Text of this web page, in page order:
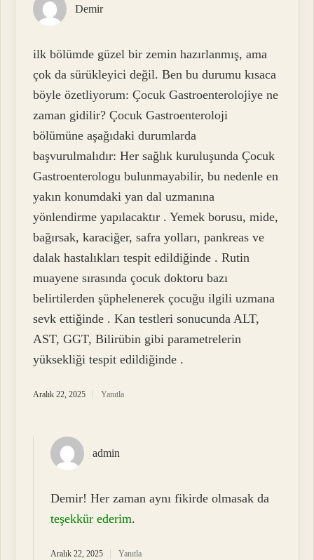
Demir
ilk bölümde güzel bir zemin hazırlanmış, ama
çok da sürükleyici değil. Ben bu durumu kısaca
böyle özetliyorum: Çocuk Gastroenterolojiye ne
zaman gidilir? Çocuk Gastroenteroloji
bölümüne aşağıdaki durumlarda
başvurulmalıdır: Her sağlık kuruluşunda Çocuk
Gastroenterologu bulunmayabilir, bu nedenle en
yakın konumdaki yan dal uzmanına
yönlendirme yapılacaktır . Yemek borusu, mide,
bağırsak, karaciğer, safra yolları, pankreas ve
dalak hastalıkları tespit edildiğinde . Rutin
muayene sırasında çocuk doktoru bazı
belirtilerden şüphelenerek çocuğu ilgili uzmana
sevk ettiğinde . Kan testleri sonucunda ALT,
AST, GGT, Bilirübin gibi parametrelerin
yüksekliği tespit edildiğinde .
Aralık 22, 2025 Yanıtla
admin
Demir! Her zaman aynı fikirde olmasak da
teşekkür ederim.
Aralık 22, 2025 Yanıtla